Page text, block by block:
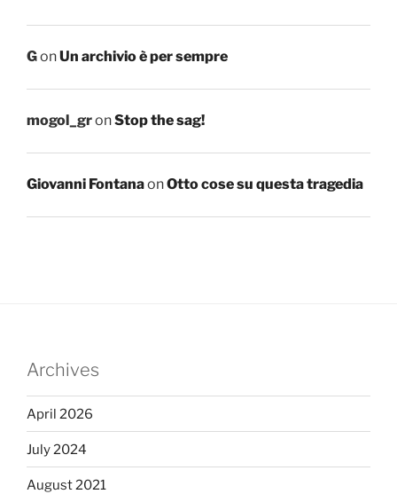
GonUn archivio è per sempre
mogol_gronStop the sag!
Giovanni FontanaonOtto cose su questa tragedia
Archives
April 2026
July 2024
August 2021